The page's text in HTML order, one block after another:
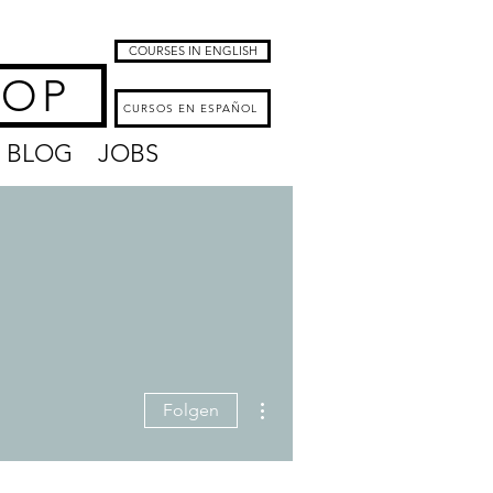
COURSES IN ENGLISH
CURSOS EN ESPAÑOL
BLOG JOBS
Folgen